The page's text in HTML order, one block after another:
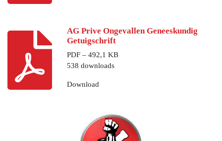
AG Prive Ongevallen Geneeskundig
Getuigschrift
PDF – 492,1 KB
538 downloads
Download